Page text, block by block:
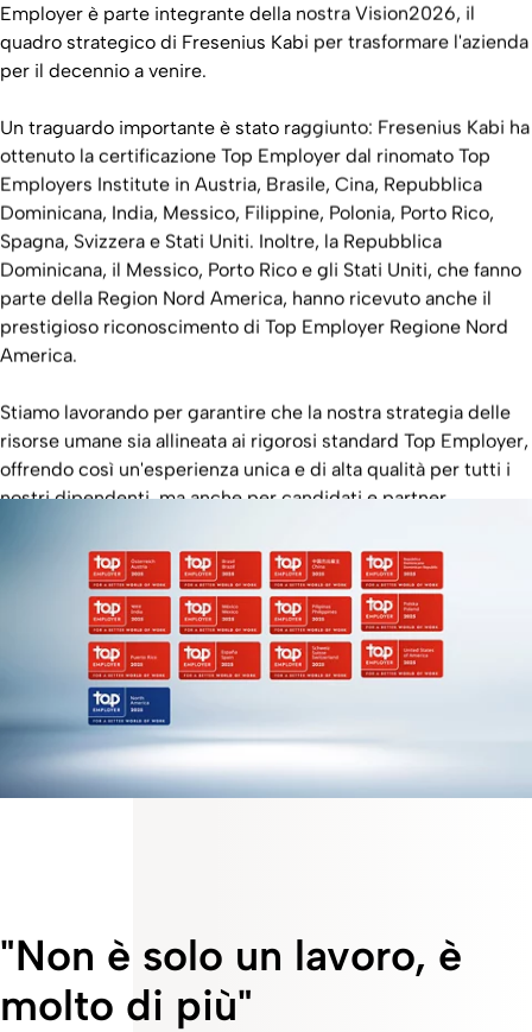
Employer è parte integrante della nostra Vision2026, il
quadro strategico di Fresenius Kabi per trasformare l'azienda
per il decennio a venire.
Un traguardo importante è stato raggiunto: Fresenius Kabi ha
ottenuto la certificazione Top Employer dal rinomato Top
Employers Institute in Austria, Brasile, Cina, Repubblica
Dominicana, India, Messico, Filippine, Polonia, Porto Rico,
Spagna, Svizzera e Stati Uniti. Inoltre, la Repubblica
Dominicana, il Messico, Porto Rico e gli Stati Uniti, che fanno
parte della Region Nord America, hanno ricevuto anche il
prestigioso riconoscimento di Top Employer Regione Nord
America.
Stiamo lavorando per garantire che la nostra strategia delle
risorse umane sia allineata ai rigorosi standard Top Employer,
offrendo così un'esperienza unica e di alta qualità per tutti i
nostri dipendenti, ma anche per candidati e partner.
attraverso un'approfondita indagine sulle migliori pratiche
HR, che ha coperto sei aree chiave con oltre 250 domande.
Tra i temi analizzati figurano la strategia per le persone,
l'ambiente di lavoro, l'acquisizione dei talenti, la diversità e
l'inclusione, il benessere e molto altro.
"Non è solo un lavoro, è
molto di più"